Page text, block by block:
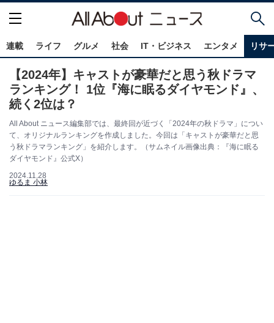
連載 ライフ グルメ 社会 IT・ビジネス エンタメ リサ
【2024年】キャストが豪華だと思う秋ドラマ
ランキング！ 1位『海に眠るダイヤモンド』、
続く2位は？
All About ニュース編集部では、最終回が近づく「2024年の秋ドラマ」につい
て、オリジナルランキングを作成しました。今回は「キャストが豪華だと思
う秋ドラマランキング」を紹介します。（サムネイル画像出典：『海に眠る
ダイヤモンド』公式X）
2024.11.28
ゆるま 小林